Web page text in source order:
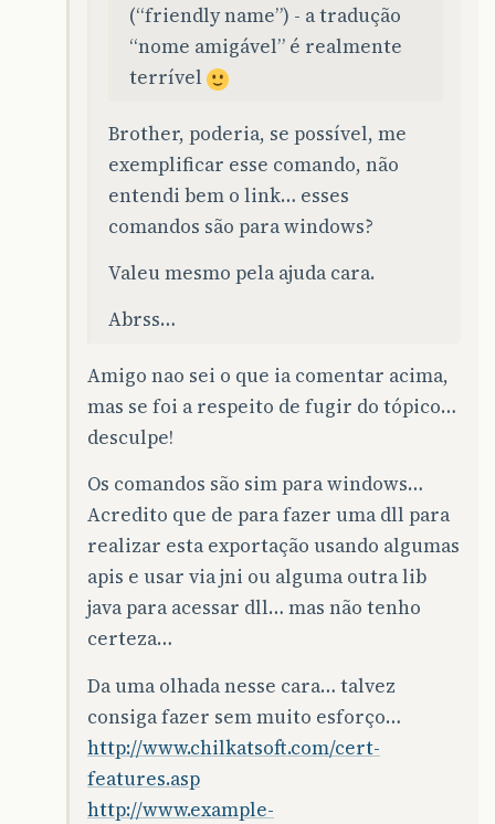
(“friendly name”) - a tradução
“nome amigável” é realmente
terrível
Brother, poderia, se possível, me
exemplificar esse comando, não
entendi bem o link… esses
comandos são para windows?
Valeu mesmo pela ajuda cara.
Abrss…
Amigo nao sei o que ia comentar acima,
mas se foi a respeito de fugir do tópico…
desculpe!
Os comandos são sim para windows…
Acredito que de para fazer uma dll para
realizar esta exportação usando algumas
apis e usar via jni ou alguma outra lib
java para acessar dll… mas não tenho
certeza…
Da uma olhada nesse cara… talvez
consiga fazer sem muito esforço…
http://www.chilkatsoft.com/cert-
features.asp
http://www.example-